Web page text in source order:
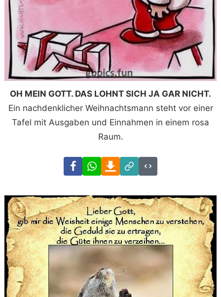
OH MEIN GOTT. DAS LOHNT SICH JA GAR NICHT.
Ein nachdenklicher Weihnachtsmann steht vor einer
Tafel mit Ausgaben und Einnahmen in einem rosa
Raum.
FacebookWhatsAppDownload
Link
Code